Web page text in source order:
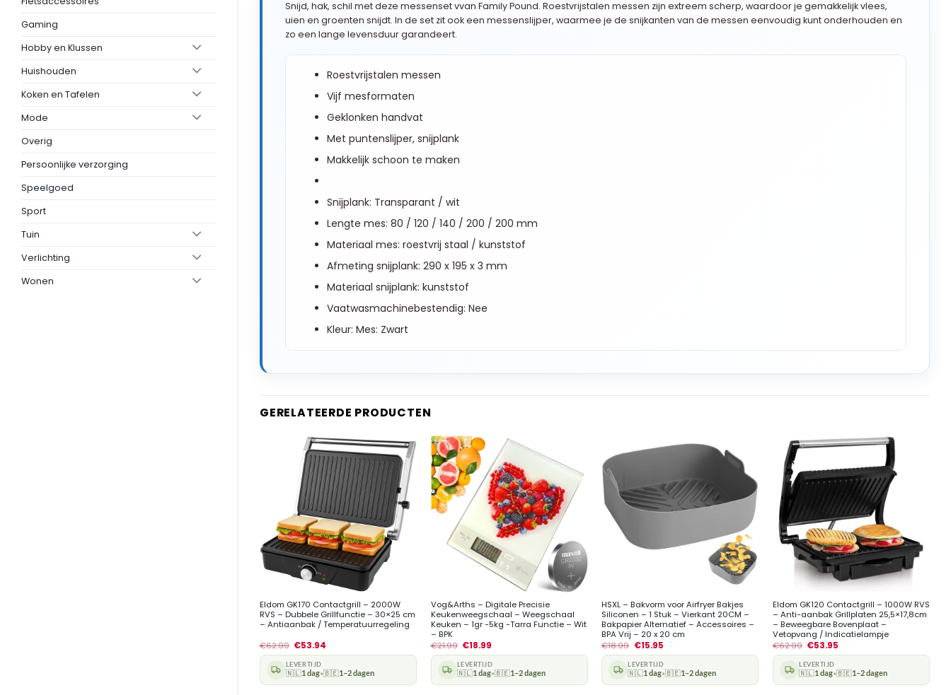
Gaming
Hobby en Klussen
Huishouden
Koken en Tafelen
Mode
Overig
Persoonlijke verzorging
Speelgoed
Sport
Tuin
Verlichting
Wonen
Snijd, hak, schil met deze messenset vvan Family Pound. Roestvrijstalen messen zijn extreem scherp, waardoor je gemakkelijk vlees,
uien en groenten snijdt. In de set zit ook een messenslijper, waarmee je de snijkanten van de messen eenvoudig kunt onderhouden en
zo een lange levensduur garandeert.
Roestvrijstalen messen
Vijf mesformaten
Geklonken handvat
Met puntenslijper, snijplank
Makkelijk schoon te maken
Snijplank: Transparant / wit
Lengte mes: 80 / 120 / 140 / 200 / 200 mm
Materiaal mes: roestvrij staal / kunststof
Afmeting snijplank: 290 x 195 x 3 mm
Materiaal snijplank: kunststof
Vaatwasmachinebestendig: Nee
Kleur: Mes: Zwart
GERELATEERDE PRODUCTEN
Eldom GK170 Contactgrill – 2000W
RVS – Dubbele Grillfunctie – 30×25 cm
– Antiaanbak / Temperatuurregeling
€62.99 €53.94
LEVERTIJD
🇳🇱1 dag•🇧🇪1–2 dagen
Vog&Arths – Digitale Precisie
Keukenweegschaal – Weegschaal
Keuken – 1gr -5kg -Tarra Functie – Wit
– BPK
€21.99 €18.99
LEVERTIJD
🇳🇱1 dag•🇧🇪1–2 dagen
HSXL – Bakvorm voor Airfryer Bakjes
Siliconen – 1 Stuk – Vierkant 20CM –
Bakpapier Alternatief – Accessoires –
BPA Vrij – 20 x 20 cm
€18.99 €15.95
LEVERTIJD
🇳🇱1 dag•🇧🇪1–2 dagen
Eldom GK120 Contactgrill – 1000W RVS
– Anti-aanbak Grillplaten 25,5×17,8cm
– Beweegbare Bovenplaat –
Vetopvang / Indicatielampje
€62.99 €53.95
LEVERTIJD
🇳🇱1 dag•🇧🇪1–2 dagen